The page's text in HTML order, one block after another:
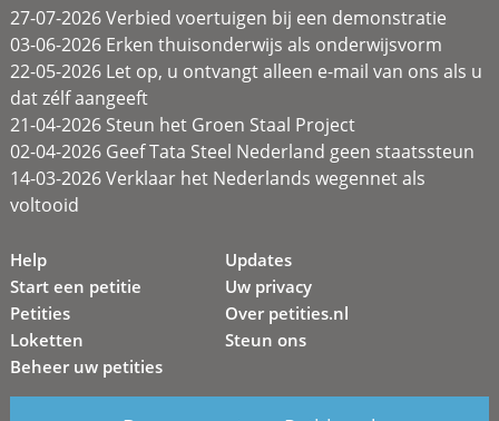
27-07-2026 Verbied voertuigen bij een demonstratie
03-06-2026 Erken thuisonderwijs als onderwijsvorm
22-05-2026 Let op, u ontvangt alleen e-mail van ons als u
dat zélf aangeeft
21-04-2026 Steun het Groen Staal Project
02-04-2026 Geef Tata Steel Nederland geen staatssteun
14-03-2026 Verklaar het Nederlands wegennet als
voltooid
Help
Start een petitie
Petities
Loketten
Beheer uw petities
Updates
Uw privacy
Over petities.nl
Steun ons